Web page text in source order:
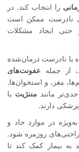
را انتخاب کند. در
نادرست ممکن است
حتی ایجاد مشکلات
یا نادرست درمان‌شده
از جمله عفونت‌های
مغز، و استخوان‌ها.
مانندمننژیت یا
دارند.
در موارد حاد و
روزمره شود.
بیمار کمک کند تا